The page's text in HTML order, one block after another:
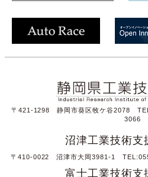
〒421-1298 静岡市葵区牧ケ谷2078
3066
沼津工業技術支
〒410-0022 沼津市大岡3981-1
富士工業技術支